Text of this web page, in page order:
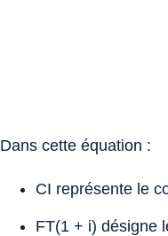
Dans cette équation :
CI représente le
FT(1 + i) désigne